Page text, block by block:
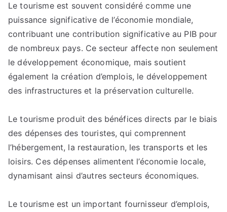
tourisme
comme
moteur
de
développement
cas
des
émergents
Le tourisme est souvent considéré comme une
puissance significative de l’économie mondiale,
contribuant une contribution significative au PIB pour
de nombreux pays. Ce secteur affecte non seulement
le développement économique, mais soutient
également la création d’emplois, le développement
des infrastructures et la préservation culturelle.
Le tourisme produit des bénéfices directs par le biais
des dépenses des touristes, qui comprennent
l’hébergement, la restauration, les transports et les
loisirs. Ces dépenses alimentent l’économie locale,
dynamisant ainsi d’autres secteurs économiques.
Le tourisme est un important fournisseur d’emplois,